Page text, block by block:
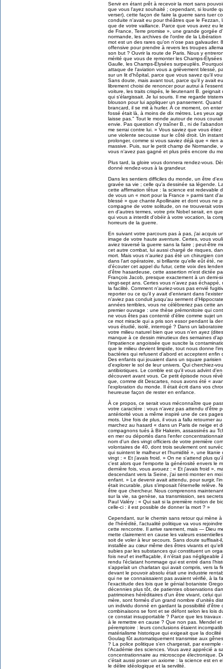
Servir en étant prêt à recevoir la mort sans
que vous l'ayez souhaité ; cependant, si lourde
verser), cette façon de faire la guerre sans tuer
conduite n'avait eu pour théâtres que le Fezzan,
que de votre vaillance. Parce que vous avez eu
de France, Terre promise », une grande gorgée
normande, les archives de l'ordre de la
mot est un des rares qu'on n'ose pas galvauder.
offensive pour prendre à revers les troupes
son but ? Ouvrir la route de Paris. Nous y
mérité que vous de remonter les Champs-
Gaulle, les Champs-Élysées surpeuplés.
attaque de l'aviation vous a grièvement blessé,
sur un lit d'hôpital, parce que vous savez qu'il
Sans doute, mais avant tout, parce qu'il y avait
librement choisi de renoncer pour autrui à
voiture, les traits crispés, le lieutenant B.
qui s'élargissait. Je lui souris. Il me regarde
blouson pour lui appliquer un pansement.
brancard, il se mit à hurler. À ce moment, on
fossé était là, à moins de dix mètres. Les yeux
laisse pas." Tout le monde autour de nous
envie. Pas question d'y traîner B., ni de
me serrai contre lui. » Vous saviez que vous
une violente secousse sur le côté droit. Un
prolonger, comme si vous saviez déjà que « rien
massive. Puis, sur le petit champ de Normandie,
vous n'avez pas gagné et plus près encore du
Plus tard, la gloire vous donnera rendez-vous.
donné rendez-vous à la grandeur.
Dans les sentiers difficiles du monde, un être
gravée sa vie ; celle qu'a dessinée sa légende.
cette affirmation têtue : la science est redevable
de vous un « mort pour la France » parmi tant
blessé » que chante Apollinaire et dont vous ne
compagne de votre solitude, on ne trouverait
en d'autres termes, votre prix Nobel serait, en
qui vous a interdit d'obéir à votre vocation, la
horreurs de la guerre.
En suivant votre parcours pas à pas, j'ai acquis
image de votre haute aventure. Certes, vous
aviez traversé la guerre sans la faire ; peut-être
cet autre combat, lui aussi chargé de risques,
mort. Mais vous n'auriez pas été un chirurgien
dans l'art opératoire, si brillante qu'elle eût été,
d'écouter cet appel du futur, cette voix des
d'être hasardeuse, cette assertion m'est dictée
François Jacob, presque exactement à un demi-
vingt-sept ans. Certes vous n'avez pas
la facilité. Comment n'auriez-vous pas envié
reporter ou ce qu'il y avait d'enivrant dans
n'aviez pas conduit jusqu'au serment
années terribles, vous ne célébreriez pas cette
premier ouvrage : une thèse prémonitoire qui
ne vous êtes pas contenté d'élire comme sujet
ce mot miracle qui a pris son essor pendant la
vous étudié, isolé, interrogé ? Dans un
votre milieu naturel bien que vous n'en ayez
manque à ce dessin minutieux des semaines
l'impatience angoissée que suscite la
que le milieu devient limpide, tout nous donne
bactéries qui refusent d'abord et acceptent enfin
Des enfants qui jouaient dans un square
d'explorer le sol de leur univers. Qui cherchiez-
antibiotiques. Le comble est qu'il vous advint
découvert avant vous. Ce petit épisode nous
que, comme dit Descartes, nous avons été «
l'exploration du monde. Il était écrit dans vos
heureuse façon de rester en enfance.
À ce propos, ce serait vous méconnaître que
votre caractère : vous n'avez pas attendu d'être
antériorité vous a même inspiré une de ces
mots. Une fois de plus, il vous a fallu retourner
marchez au hasard « dans un Paris de neige et
compagnons tués à Bir Hakeim, assassinés au
en mer ou déportés dans l'enfer
nom d'un des vingt officiers de votre première
volontaires de 40, dont trois seulement ont
qui suintent le malheur et l'humidité », une
vingt : « Et j'avais froid. » On ne s'attend plus
c'est alors que l'emporte la générosité envers le
dernière fois, vous avouez : « Et j'avais froid »,
descendant vers la Seine, j'ai senti monter en
enfant. » Le devenir avait attendu, pour surgir,
était incurable, plus s'imposait l'éternelle relève.
être que chercheur. Nous comprenons
sur la vie, sa genèse, sa transmission, ses
Paul Valéry : « Qui sait si la première notion de
celle-ci : il est possible de donner la mort ? »
Cependant, sur le chemin sans retour qui mène
de l'hérédité, l'actualité politique va vous
cette rencontre. Il arrive rarement, mais — Dieu
mette clairement en cause les valeurs
soit de voler à leur secours. Sans doute
installée au cœur même des êtres vivants et
subies par les substances qui constituent un
fois neuf et ineffaçable, il n'était pas négligeable
rendu l'éclatant hommage qui est entré dans
s'appelait un charlatan qui avait compris, vers la
devant le pouvoir absolu était une industrie
qui ne se connaissaient pas avaient vérifié, à la
l'exactitude des lois que le génial botaniste
décennies plus tôt, de patientes observations
patrimoines héréditaires d'un être vivant, celui
mère, sont formés d'un grand nombre d'unités
un individu donné en gardant la possibilité
combinaisons se font et se défont selon les lois
ce constat insupportable ? Parce que les
à le remettre en cause ? Que non pas. Mendel
péremptoire : leurs conclusions étaient
matérialisme historique qui exigeait que la
Goulag fût automatiquement transmise aux
? La police politique s'en chargerait, par
l'Académie des sciences. Vous avez apprécié a
concentrationnaire au microscope électronique.
c'était aussi poser un axiome : la science est en
le délire idéologique et la servilité.